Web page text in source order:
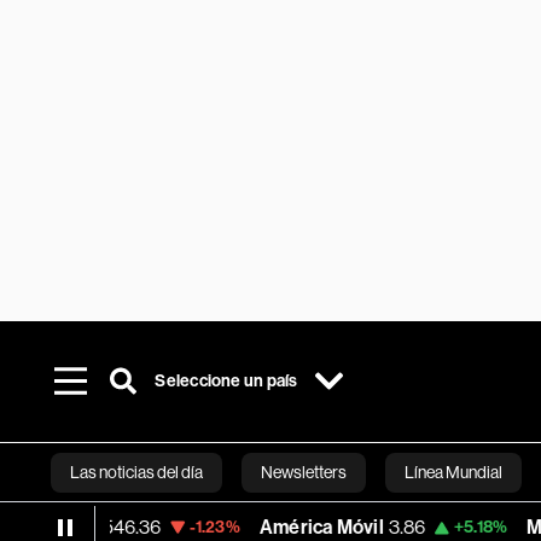
Seleccione un país
Las noticias del día Newsletters Línea Mundial
Bloomberg
-1.23% América Móvil 3.86 +5.18%